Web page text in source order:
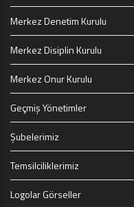
Merkez Denetim Kurulu
Merkez Disiplin Kurulu
Merkez Onur Kurulu
Geçmiş Yönetimler
Şubelerimiz
Temsilciliklerimiz
Logolar Görseller